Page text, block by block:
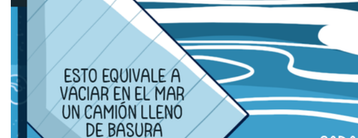
Género
Sobremesa
FORMATOS
Entrevistas
Opinión